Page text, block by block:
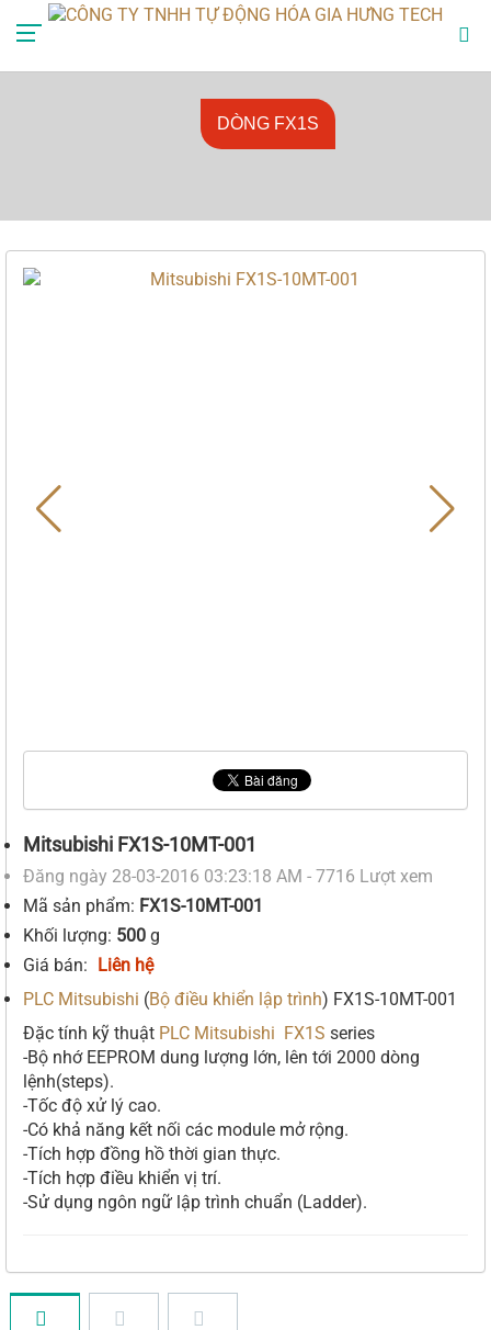
0985888729
DÒNG FX1S
Mitsubishi FX1S-10MT-001
Đăng ngày 28-03-2016 03:23:18 AM - 7716 Lượt xem
Mã sản phẩm: FX1S-10MT-001
Khối lượng: 500 g
Giá bán: Liên hệ
PLC Mitsubishi (Bộ điều khiển lập trình) FX1S-10MT-001
Đặc tính kỹ thuật PLC Mitsubishi FX1S series
-Bộ nhớ EEPROM dung lượng lớn, lên tới 2000 dòng
lệnh(steps).
-Tốc độ xử lý cao.
-Có khả năng kết nối các module mở rộng.
-Tích hợp đồng hồ thời gian thực.
-Tích hợp điều khiển vị trí.
-Sử dụng ngôn ngữ lập trình chuẩn (Ladder).